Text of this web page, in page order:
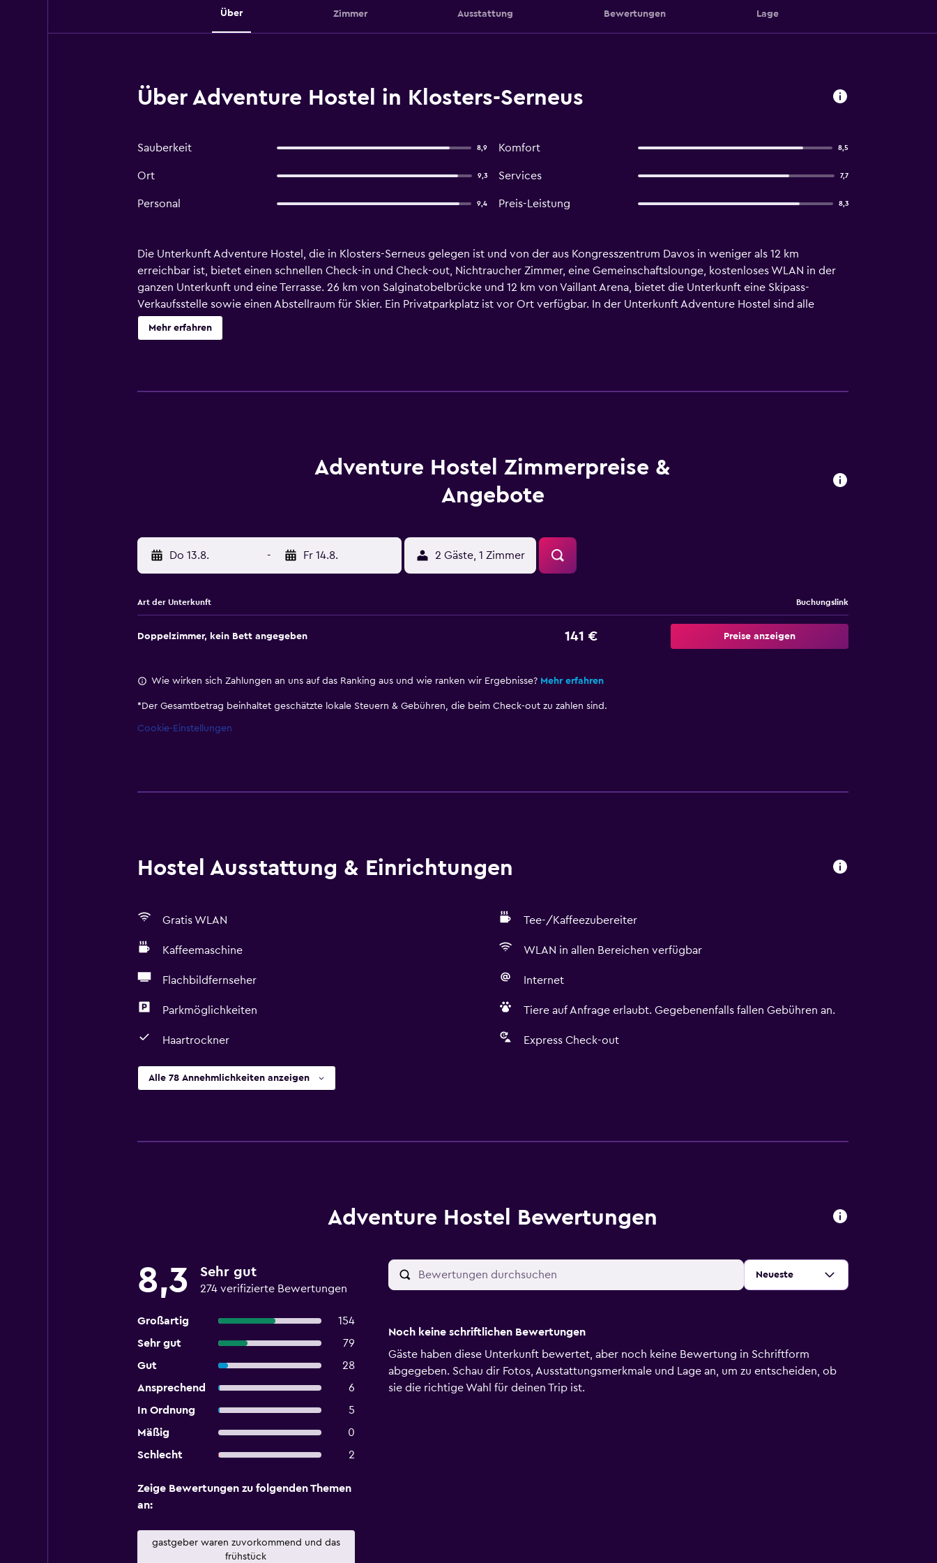
Über Zimmer Ausstattung Bewertungen Lage
Über Adventure Hostel in Klosters-Serneus
Sauberkeit 8,9 Komfort 8,5
Ort 9,3 Services 7,7
Personal 9,4 Preis-Leistung 8,3
Die Unterkunft Adventure Hostel, die in Klosters-Serneus gelegen ist und von der aus Kongresszentrum Davos in weniger als 12 km
erreichbar ist, bietet einen schnellen Check-in und Check-out, Nichtraucher Zimmer, eine Gemeinschaftslounge, kostenloses WLAN in der
ganzen Unterkunft und eine Terrasse. 26 km von Salginatobelbrücke und 12 km von Vaillant Arena, bietet die Unterkunft eine Skipass-
Verkaufsstelle sowie einen Abstellraum für Skier. Ein Privatparkplatz ist vor Ort verfügbar. In der Unterkunft Adventure Hostel sind alle
Zimmer ergänzt mit einem Schreibtisch und einem Flachbild-TV. Ausgewählte Zimmer sind ausgestattet mit einer Küchenzeile mit einem
Kühlschrank, einer Herdplatte und einem Toaster. In der Unterkunft Adventure Hostel ist jedes Zimmer eingerichtet mit Bettwäsche und
Mehr erfahren
Adventure Hostel Zimmerpreise &
Angebote
Do 13.8. - Fr 14.8. 2 Gäste, 1 Zimmer
Art der Unterkunft Buchungslink
Doppelzimmer, kein Bett angegeben 141 € Preise anzeigen
Wie wirken sich Zahlungen an uns auf das Ranking aus und wie ranken wir Ergebnisse? Mehr erfahren
* Der Gesamtbetrag beinhaltet geschätzte lokale Steuern & Gebühren, die beim Check-out zu zahlen sind.
Cookie-Einstellungen
Hostel Ausstattung & Einrichtungen
Gratis WLAN Tee-/Kaffeezubereiter
Kaffeemaschine WLAN in allen Bereichen verfügbar
Flachbildfernseher Internet
Parkmöglichkeiten Tiere auf Anfrage erlaubt. Gegebenenfalls fallen Gebühren an.
Haartrockner Express Check-out
Alle 78 Annehmlichkeiten anzeigen
Adventure Hostel Bewertungen
8,3 Sehr gut
274 verifizierte Bewertungen
Großartig
154
Sehr gut
79
Gut
28
Ansprechend
6
In Ordnung
5
Mäßig
0
Schlecht
2
Sortieren
Neueste
Zeige Bewertungen zu folgenden Themen
an:
gastgeber waren zuvorkommend und das
frühstück
Noch keine schriftlichen Bewertungen
Gäste haben diese Unterkunft bewertet, aber noch keine Bewertung in Schriftform
abgegeben. Schau dir Fotos, Ausstattungsmerkmale und Lage an, um zu entscheiden, ob
sie die richtige Wahl für deinen Trip ist.